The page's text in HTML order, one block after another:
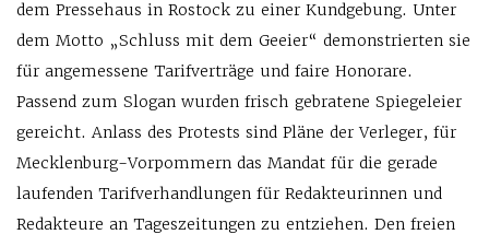
dem Pressehaus in Rostock zu einer Kundgebung. Unter
dem Motto „Schluss mit dem Geeier“ demonstrierten sie
für angemessene Tarifverträge und faire Honorare.
Passend zum Slogan wurden frisch gebratene Spiegeleier
gereicht. Anlass des Protests sind Pläne der Verleger, für
Mecklenburg-Vorpommern das Mandat für die gerade
laufenden Tarifverhandlungen für Redakteurinnen und
Redakteure an Tageszeitungen zu entziehen. Den freien